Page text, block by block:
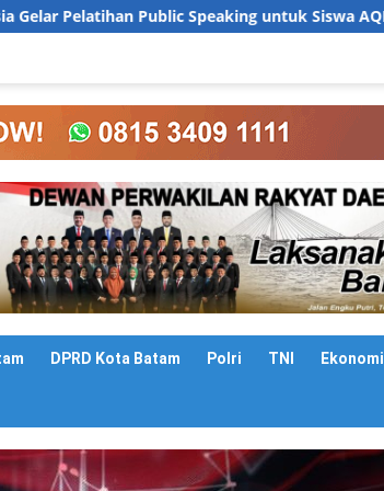
Speaking untuk Siswa AQISch Primary School
DPRD Kota Batam Polri TNI Ekonomi